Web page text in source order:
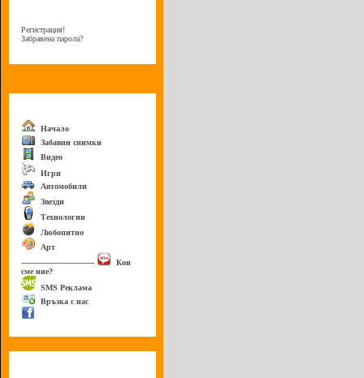
Регистрация!
Забравена парола?
Начало
Забавни снимки
Видео
Игри
Автомобили
Звезди
Технологии
Любопитно
Арт
------------------------------
Кои
сме ние?
SMS Реклама
Връзка с нас